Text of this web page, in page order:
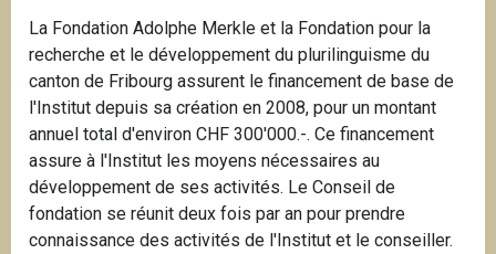
La Fondation Adolphe Merkle et la Fondation pour la
recherche et le développement du plurilinguisme du
canton de Fribourg assurent le financement de base de
l'Institut depuis sa création en 2008, pour un montant
annuel total d'environ CHF 300'000.-. Ce financement
assure à l'Institut les moyens nécessaires au
développement de ses activités. Le Conseil de
fondation se réunit deux fois par an pour prendre
connaissance des activités de l'Institut et le conseiller.